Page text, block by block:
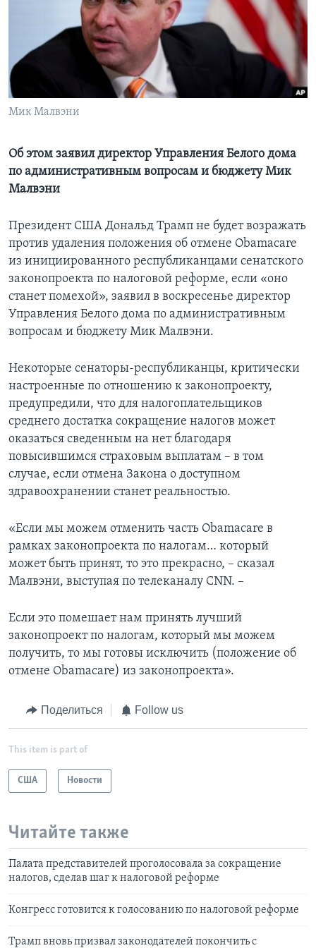
Learning English
СОЦИАЛЬНЫЕ СЕТИ
Мик Малвэни
Об этом заявил директор Управления Белого дома
по административным вопросам и бюджету Мик
Малвэни
Президент США Дональд Трамп не будет возражать
против удаления положения об отмене Obamacare
из инициированного республиканцами сенатского
законопроекта по налоговой реформе, если «оно
станет помехой», заявил в воскресенье директор
Управления Белого дома по административным
вопросам и бюджету Мик Малвэни.
Некоторые сенаторы-республиканцы, критически
настроенные по отношению к законопроекту,
предупредили, что для налогоплательщиков
среднего достатка сокращение налогов может
оказаться сведенным на нет благодаря
повысившимся страховым выплатам – в том
случае, если отмена Закона о доступном
здравоохранении станет реальностью.
«Если мы можем отменить часть Obamacare в
рамках законопроекта по налогам… который
может быть принят, то это прекрасно, – сказал
Малвэни, выступая по телеканалу CNN. –
Если это помешает нам принять лучший
законопроект по налогам, который мы можем
получить, то мы готовы исключить (положение об
отмене Obamacare) из законопроекта».
Поделиться Follow us
This item is part of
США Новости
Читайте также
Палата представителей проголосовала за сокращение
налогов, сделав шаг к налоговой реформе
Конгресс готовится к голосованию по налоговой реформе
Трамп вновь призвал законодателей покончить с